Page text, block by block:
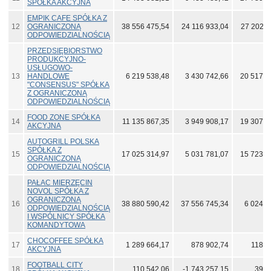
SPÓŁKA AKCYJNA
12
EMPIK CAFE SPÓŁKA Z
OGRANICZONĄ
ODPOWIEDZIALNOŚCIĄ
38 556 475,54 24 116 933,04 27 202
13
PRZEDSIĘBIORSTWO
PRODUKCYJNO-
USŁUGOWO-
HANDLOWE
"CONSENSUS" SPÓŁKA
Z OGRANICZONĄ
ODPOWIEDZIALNOŚCIĄ
6 219 538,48 3 430 742,66 20 517
14
FOOD ZONE SPÓŁKA
AKCYJNA
11 135 867,35 3 949 908,17 19 307
15
AUTOGRILL POLSKA
SPÓŁKA Z
OGRANICZONĄ
ODPOWIEDZIALNOŚCIĄ
17 025 314,97 5 031 781,07 15 723
16
PAŁAC MIERZĘCIN
NOVOL SPÓŁKA Z
OGRANICZONĄ
ODPOWIEDZIALNOŚCIĄ
I WSPÓLNICY SPÓŁKA
KOMANDYTOWA
38 880 590,42 37 556 745,34 6 024
17
CHOCOFFEE SPÓŁKA
AKCYJNA
1 289 664,17 878 902,74 118
18
FOOTBALL CITY
110 542,06 -1 743 257,15 39